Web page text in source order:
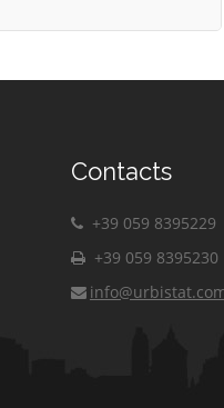
Contacts
+39 059 8395229
+39 059 8395230